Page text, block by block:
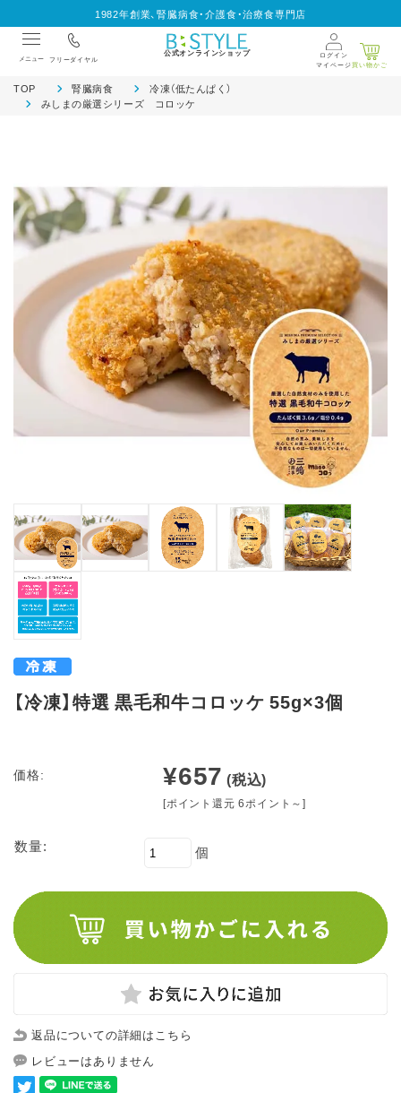
1982年創業、腎臓病食・介護食・治療食専門店
メニュー フリーダイヤル
公式オンラインショップ
ログイン
マイページ買い物かご
TOP 腎臓病食
冷凍（低たんぱく）
みしまの厳選シリーズ コロッケ
【冷凍】特選 黒毛和牛コロッケ 55g×3個
価格: ¥657 (税込)
[ポイント還元 6ポイント～]
数量: 個
返品についての詳細はこちら
レビューはありません